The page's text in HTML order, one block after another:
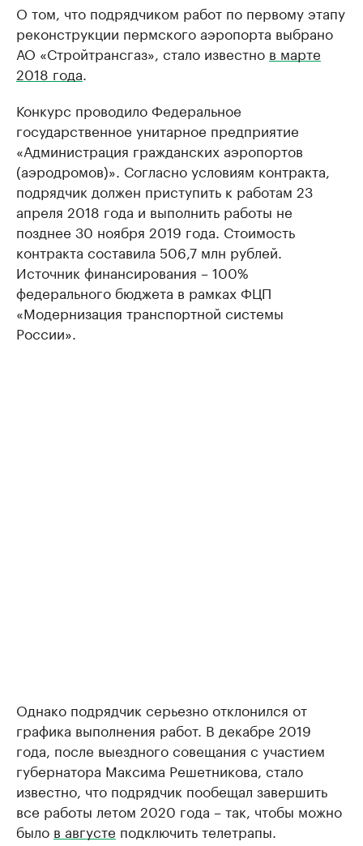
О том, что подрядчиком работ по первому этапу
реконструкции пермского аэропорта выбрано
АО «Стройтрансгаз», стало известно в марте
2018 года
Конкурс проводило Федеральное
государственное унитарное предприятие
«Администрация гражданских аэропортов
(аэродромов)». Согласно условиям контракта,
подрядчик должен приступить к работам 23
апреля 2018 года и выполнить работы не
позднее 30 ноября 2019 года. Стоимость
контракта составила 506,7 млн рублей.
Источник финансирования – 100%
федерального бюджета в рамках ФЦП
«Модернизация транспортной системы
России».
Однако подрядчик серьезно отклонился от
графика выполнения работ. В декабре 2019
года, после выездного совещания с участием
губернатора Максима Решетникова, стало
известно, что подрядчик пообещал завершить
все работы летом 2020 года – так, чтобы можно
было в августе подключить телетрапы.